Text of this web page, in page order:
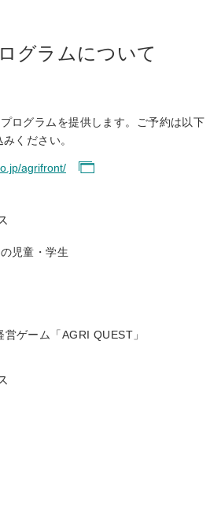
グラムについて
ログラムを提供します。ご予約は以下
ください。
agrifront/
児童・学生
ゲーム「AGRI QUEST」